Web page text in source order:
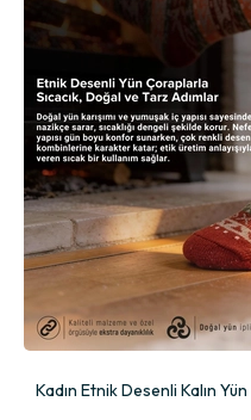
Kadın Etnik Desenli Kalın